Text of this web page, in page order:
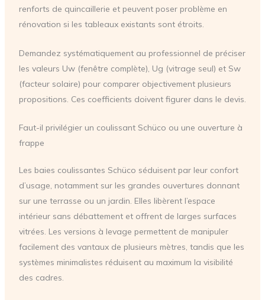
renforts de quincaillerie et peuvent poser problème en
rénovation si les tableaux existants sont étroits.
Demandez systématiquement au professionnel de préciser
les valeurs Uw (fenêtre complète), Ug (vitrage seul) et Sw
(facteur solaire) pour comparer objectivement plusieurs
propositions. Ces coefficients doivent figurer dans le devis.
Faut-il privilégier un coulissant Schüco ou une ouverture à
frappe
Les baies coulissantes Schüco séduisent par leur confort
d’usage, notamment sur les grandes ouvertures donnant
sur une terrasse ou un jardin. Elles libèrent l’espace
intérieur sans débattement et offrent de larges surfaces
vitrées. Les versions à levage permettent de manipuler
facilement des vantaux de plusieurs mètres, tandis que les
systèmes minimalistes réduisent au maximum la visibilité
des cadres.